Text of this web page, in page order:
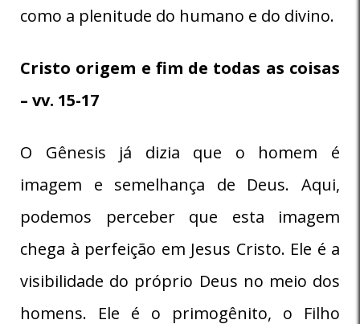
como a plenitude do humano e do divino.
Cristo origem e fim de todas as coisas
– vv. 15-17
O Gênesis já dizia que o homem é
imagem e semelhança de Deus. Aqui,
podemos perceber que esta imagem
chega à perfeição em Jesus Cristo. Ele é a
visibilidade do próprio Deus no meio dos
homens. Ele é o primogênito, o Filho